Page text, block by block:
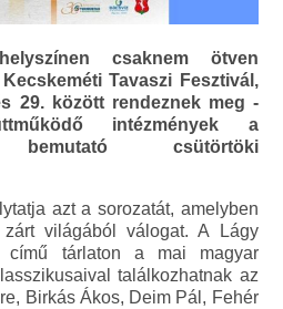
csaknem ötven
Tavaszi Fesztivál,
29. között rendeznek meg -
intézmények a
bemutató csütörtöki
azt a sorozatát, amelyben
zárt világából válogat. A Lágy
című tárlaton a mai magyar
találkozhatnak az
Birkás Ákos, Deim Pál, Fehér